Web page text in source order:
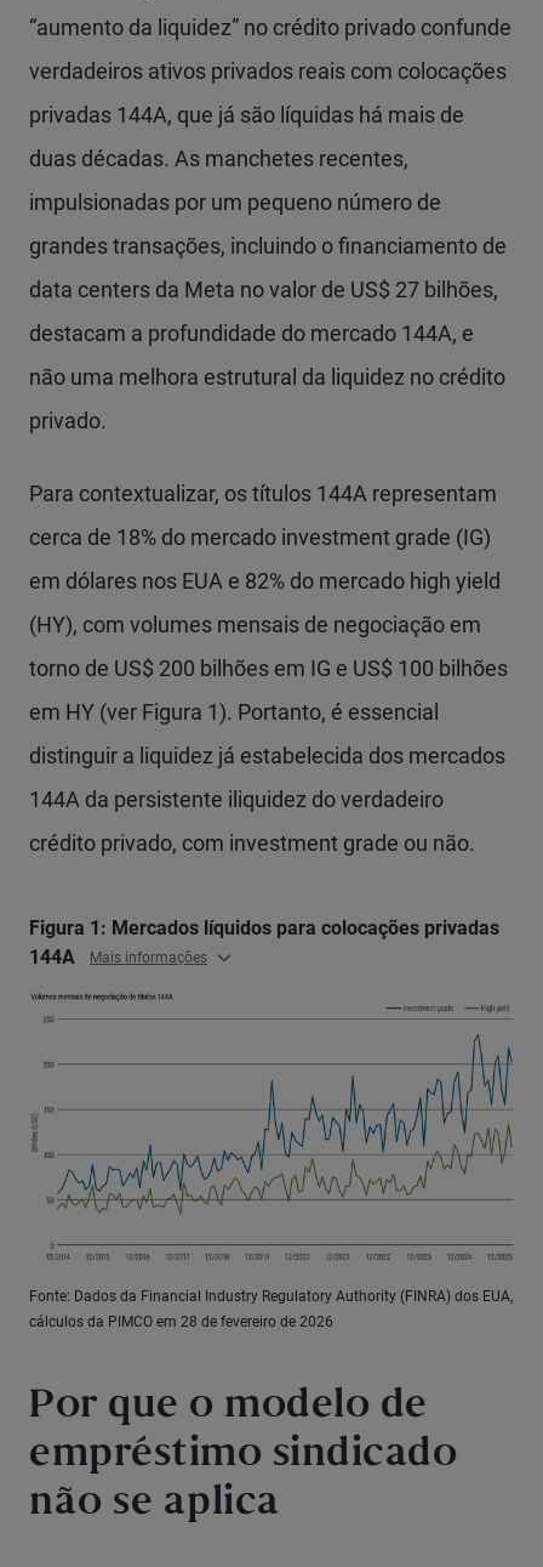
“aumento da liquidez” no crédito privado confunde
verdadeiros ativos privados reais com colocações
privadas 144A, que já são líquidas há mais de
duas décadas. As manchetes recentes,
impulsionadas por um pequeno número de
grandes transações, incluindo o financiamento de
data centers da Meta no valor de US$ 27 bilhões,
destacam a profundidade do mercado 144A, e
não uma melhora estrutural da liquidez no crédito
privado.
Para contextualizar, os títulos 144A representam
cerca de 18% do mercado investment grade (IG)
em dólares nos EUA e 82% do mercado high yield
(HY), com volumes mensais de negociação em
torno de US$ 200 bilhões em IG e US$ 100 bilhões
em HY (ver Figura 1). Portanto, é essencial
distinguir a liquidez já estabelecida dos mercados
144A da persistente iliquidez do verdadeiro
crédito privado, com investment grade ou não.
Figura 1: Mercados líquidos para colocações privadas
144A
Mais informações
Fonte: Dados da Financial Industry Regulatory Authority (FINRA) dos EUA,
cálculos da PIMCO em 28 de fevereiro de 2026
Por que o modelo de
empréstimo sindicado
não se aplica